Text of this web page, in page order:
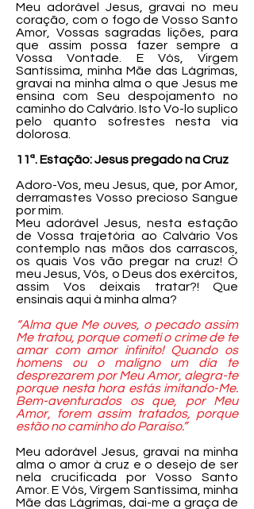
Meu adorável Jesus, gravai no meu
coração, com o fogo de Vosso Santo
Amor, Vossas sagradas lições, para
que assim possa fazer sempre a
Vossa Vontade. E Vós, Virgem
Santíssima, minha Mãe das Lágrimas,
gravai na minha alma o que Jesus me
ensina com Seu despojamento no
caminho do Calvário. Isto Vo-lo suplico
pelo quanto sofrestes nesta via
dolorosa.
11ª. Estação: Jesus pregado na Cruz
Adoro-Vos, meu Jesus, que, por Amor,
derramastes Vosso precioso Sangue
por mim.
Meu adorável Jesus, nesta estação
de Vossa trajetória ao Calvário Vos
contemplo nas mãos dos carrascos,
os quais Vos vão pregar na cruz! Ó
meu Jesus, Vós, o Deus dos exércitos,
assim Vos deixais tratar?! Que
ensinais aqui à minha alma?
“Alma que Me ouves, o pecado assim
Me tratou, porque cometi o crime de te
amar com amor infinito! Quando os
homens ou o maligno um dia te
desprezarem por Meu Amor, alegra-te
porque nesta hora estás imitando-Me.
Bem-aventurados os que, por Meu
Amor, forem assim tratados, porque
estão no caminho do Paraíso.”
Meu adorável Jesus, gravai na minha
alma o amor à cruz e o desejo de ser
nela crucificada por Vosso Santo
Amor. E Vós, Virgem Santíssima, minha
Mãe das Lágrimas, dai-me a graça de